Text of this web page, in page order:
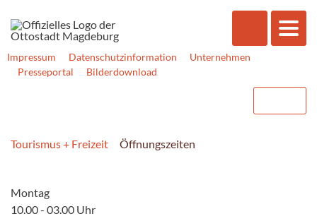
Impressum Datenschutzinformation
Unternehmen
Presseportal
Bilderdownload
Tourismus + Freizeit Öffnungszeiten
Montag
10.00 - 03.00 Uhr